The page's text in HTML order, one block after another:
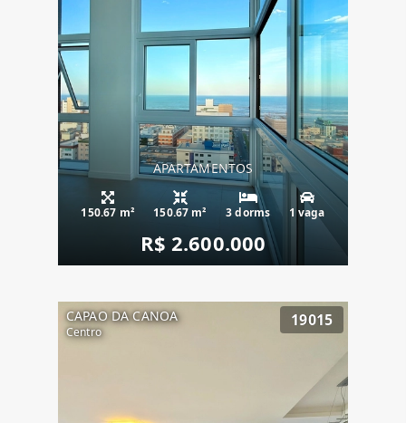
APARTAMENTOS
150.67 m² 150.67 m² 3 dorms 1 vaga
R$ 2.600.000
CAPAO DA CANOA
Centro
19015